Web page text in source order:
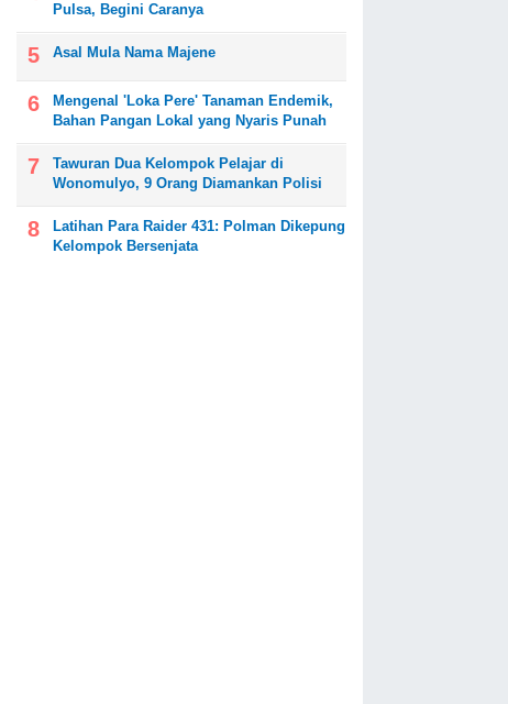
Pulsa, Begini Caranya
Asal Mula Nama Majene
Mengenal 'Loka Pere' Tanaman Endemik,
Bahan Pangan Lokal yang Nyaris Punah
Tawuran Dua Kelompok Pelajar di
Wonomulyo, 9 Orang Diamankan Polisi
Latihan Para Raider 431: Polman Dikepung
Kelompok Bersenjata